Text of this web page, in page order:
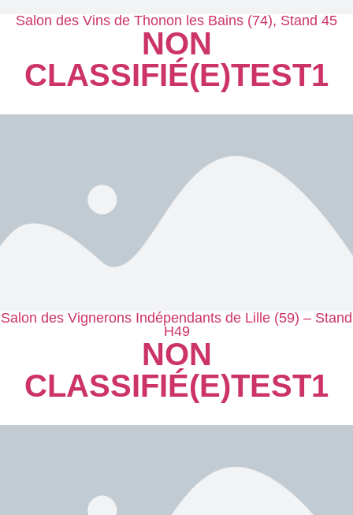
Salon des Vins de Thonon les Bains (74), Stand 45
NON
CLASSIFIÉ(E)TEST1
Salon des Vignerons Indépendants de Lille (59) – Stand
H49
NON
CLASSIFIÉ(E)TEST1